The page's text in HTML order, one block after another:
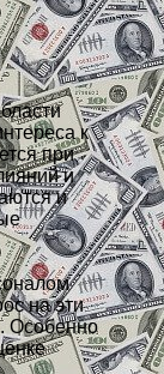
к
при
и
и
на эти
Особенно